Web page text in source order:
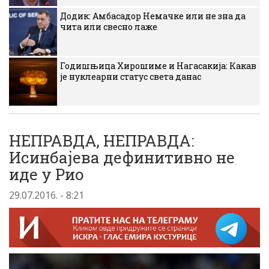
Додик: Амбасадор Немачке или не зна да
чита или свесно лаже
Годишњица Хирошиме и Нагасакија: Какав
је нуклеарни статус света данас
НЕПРАВДА, НЕПРАВДА:
Исинбајева дефинитивно не
иде у Рио
29.07.2016. - 8:21